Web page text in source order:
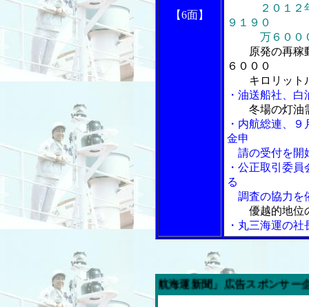
【6面】
２０１
９１９０
万６０００
原発の再稼
６０００
キロリット
・油送船社、
冬場の灯油
・内航総連、
金申
請の受付を開
・公正取引委
る
調査の協力を
優越的地位
・丸三海運の
今週の「内航海運新聞」広告スポンサー企業